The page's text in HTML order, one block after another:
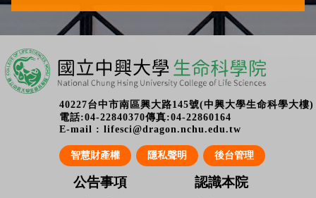
40227台中市南區興大路145號(中興大學生命科學大樓)
電話:04-22840370傳真:04-22860164
E-mail : lifesci@dragon.nchu.edu.tw
智慧財產權 隱私聲明 後台管理
公告事項 認識本院